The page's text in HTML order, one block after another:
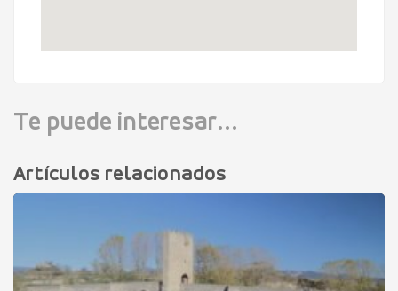
Te puede interesar...
Artículos relacionados